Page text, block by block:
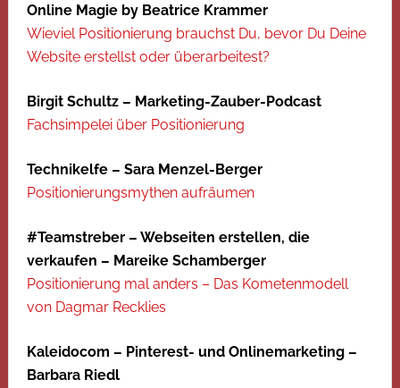
Online Magie by Beatrice Krammer
Wieviel Positionierung brauchst Du, bevor Du Deine
Website erstellst oder überarbeitest?
Birgit Schultz – Marketing-Zauber-Podcast
Fachsimpelei über Positionierung
Technikelfe – Sara Menzel-Berger
Positionierungsmythen aufräumen
#Teamstreber – Webseiten erstellen, die
verkaufen – Mareike Schamberger
Positionierung mal anders – Das Kometenmodell
von Dagmar Recklies
Kaleidocom – Pinterest- und Onlinemarketing –
Barbara Riedl